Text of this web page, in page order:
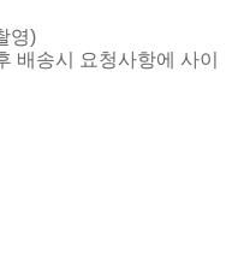
영)
배송시 요청사항에 사이